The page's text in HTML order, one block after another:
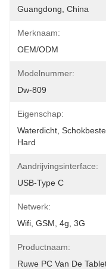
Guangdong, China
Merknaam:
OEM/ODM
Modelnummer:
Dw-809
Eigenschap:
Waterdicht,
Hard
Aandrijvingsinterface:
USB-Type C
Netwerk:
Wifi, GSM, 4g, 3G
Productnaam:
Ruwe PC Van De